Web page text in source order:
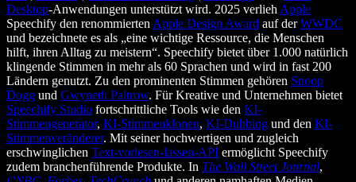
Desktop-Anwendungen unterstützt wird. 2025 verlieh Apple
Speechify den renommierten Apple Design Award auf derWWDC
und bezeichnete es als „eine wichtige Ressource, die Menschen
hilft, ihren Alltag zu meistern“. Speechify bietet über 1.000 natürlich
klingende Stimmen in mehr als 60 Sprachen und wird in fast 200
Ländern genutzt. Zu den prominenten Stimmen gehören Snoop
Dogg und Gwyneth Paltrow. Für Kreative und Unternehmen bietet
Speechify Studio fortschrittliche Tools wie den KI-
Stimmengenerator, KI-Stimmenklonen, KI-Dubbing und den KI-
Stimmenveränderer. Mit seiner hochwertigen und zugleich
erschwinglichen Text-vorlesen-lassen-API ermöglicht Speechify
zudem branchenführende Produkte. In The Wall Street Journal,